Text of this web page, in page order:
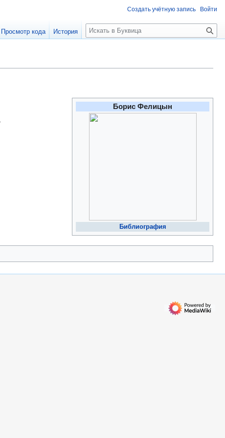
Борис Фелицын
Библиография
Создать учётную запись Войти
Просмотр кода История
П
о
к